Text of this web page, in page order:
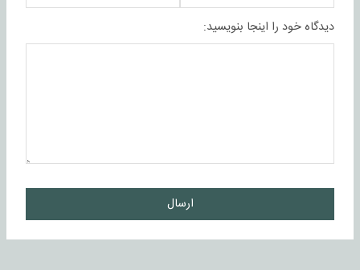
دیدگاه خود را اینجا بنویسید:
ارسال